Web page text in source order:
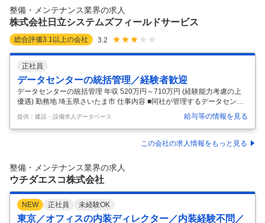
ます。 ■業務概要 中部国際空港にて、航空機の整備支援業務や出発前点
検、ヘッドセット作業を担当していただきます。顧客の航空機を安全に
運行さ…
整備・メンテナンス業界の求人
株式会社日立システムズフィールドサービス
総合評価3.1 以上の会社 3.2
正社員
データセンターの統括管理／経験者歓迎
データセンターの統括管理 年収 520万円～710万円 (経験能力考慮の上
優遇) 勤務地 埼玉県さいたま市 仕事内容 ■同社が管理するデータセンタ
ーにおける、電気・機械設備の管理・運用業務をご担当いただきます。
※基本的にメンテナンスするのは協力会社の方となるため、メンテナン
ス担当者の管理業務および、オーナーや親会社の担当者との折衝業務が
メインとなります。 【具体的には】 ■設備運用の設計支援（障害対策手
ベンダーコントロール、月次報告等） ■ITILに基づく運用管理（インシデ
ント管理、トラブル管理、変更管理等） ■障害対策訓練、
提供：建設・設備求人データベース 給与等の情報を見る
この会社の求人情報をもっと見る
整備・メンテナンス業界の求人
ウチダエスコ株式会社
NEW 正社員 未経験OK
東京／オフィスの内装ディレクター／内装経験不問／